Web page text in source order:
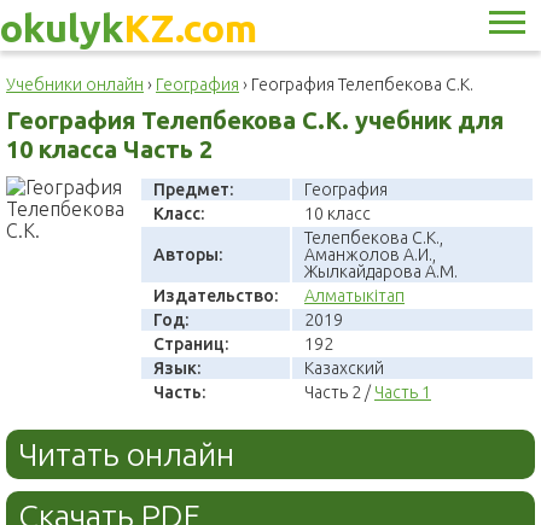
okulykKZ.com
Учебники онлайн › География › География Телепбекова С.К.
География Телепбекова С.К. учебник для
10 класса Часть 2
Предмет:
География
Класс:
10 класс
Авторы:
Телепбекова С.К.,
Аманжолов А.И.,
Жылкайдарова А.М.
Издательство:
Алматыкітап
Год:
2019
Страниц:
192
Язык:
Казахский
Часть:
Часть 2 / Часть 1
Читать онлайн
Скачать PDF